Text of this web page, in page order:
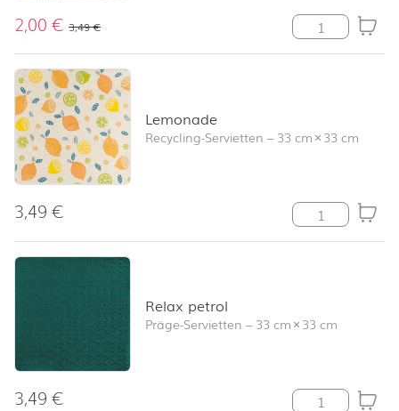
2,00€ 3,49€ Ida Menge
Lemonade
Recycling-Servietten –33 cm×33 cm
3,49€ Lemonade
Relax petrol
Präge-Servietten –33 cm×33 cm
3,49€ Relax petrol